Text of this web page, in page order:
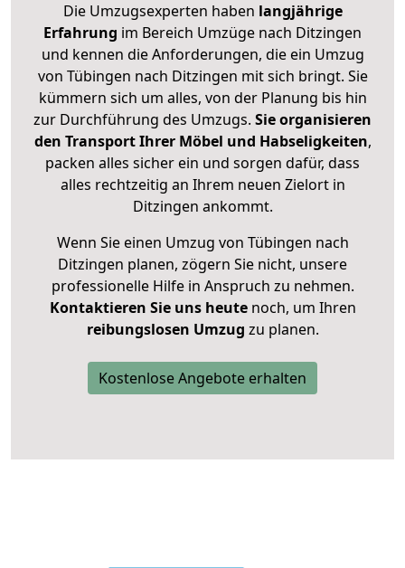
Die Umzugsexperten haben langjährige
Erfahrung im Bereich Umzüge nach Ditzingen
und kennen die Anforderungen, die ein Umzug
von Tübingen nach Ditzingen mit sich bringt. Sie
kümmern sich um alles, von der Planung bis hin
zur Durchführung des Umzugs. Sie organisieren
den Transport Ihrer Möbel und Habseligkeiten,
packen alles sicher ein und sorgen dafür, dass
alles rechtzeitig an Ihrem neuen Zielort in
Ditzingen ankommt.
Wenn Sie einen Umzug von Tübingen nach
Ditzingen planen, zögern Sie nicht, unsere
professionelle Hilfe in Anspruch zu nehmen.
Kontaktieren Sie uns heutenoch, um Ihren
reibungslosen Umzug zu planen.
Kostenlose Angebote erhalten